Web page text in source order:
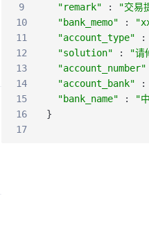
9
"remark" : "交易
10
"bank_memo" :
11
"account_type" :
12
"solution" : "请
13
"account_number"
14
"account_bank" :
15
"bank_name" :
"
16
}
17